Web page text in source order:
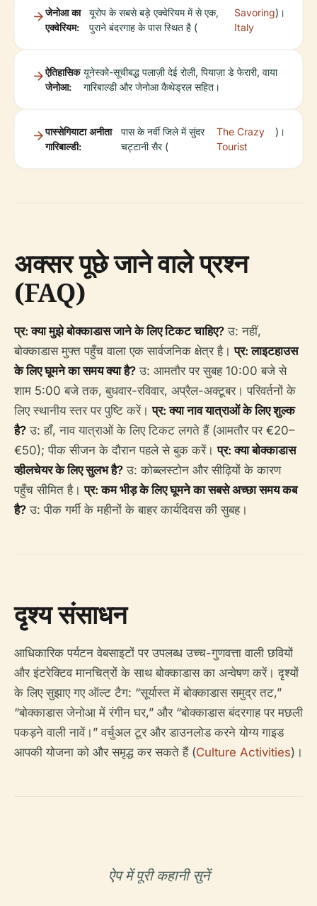
जेनोआ का
एक्वेरियम:
यूरोप के सबसे बड़े एक्वेरियम में से एक,
पुराने बंदरगाह के पास स्थित है (
Savoring
Italy
)।
ऐतिहासिक
जेनोआ:
यूनेस्को-सूचीबद्ध पलाज़ी देई रोली, पियाज़ा डे फेरारी, वाया
गारिबाल्डी और जेनोआ कैथेड्रल सहित।
पास्सेगियाटा अनीता
गारिबाल्डी:
पास के नर्वी जिले में सुंदर
चट्टानी सैर (
The Crazy
Tourist
)।
अक्सर पूछे जाने वाले प्रश्न
(FAQ)
प्र: क्या मुझे बोक्काडास जाने के लिए टिकट चाहिए? उ: नहीं,
बोक्काडास मुफ्त पहुँच वाला एक सार्वजनिक क्षेत्र है।प्र: लाइटहाउस
के लिए घूमने का समय क्या है? उ: आमतौर पर सुबह 10:00 बजे से
शाम 5:00 बजे तक, बुधवार-रविवार, अप्रैल-अक्टूबर। परिवर्तनों के
लिए स्थानीय स्तर पर पुष्टि करें।प्र: क्या नाव यात्राओं के लिए शुल्क
है? उ: हाँ, नाव यात्राओं के लिए टिकट लगते हैं (आमतौर पर €20–
€50); पीक सीजन के दौरान पहले से बुक करें।प्र: क्या बोक्काडास
व्हीलचेयर के लिए सुलभ है? उ: कोब्ब्लस्टोन और सीढ़ियों के कारण
पहुँच सीमित है।प्र: कम भीड़ के लिए घूमने का सबसे अच्छा समय कब
है? उ: पीक गर्मी के महीनों के बाहर कार्यदिवस की सुबह।
दृश्य संसाधन
आधिकारिक पर्यटन वेबसाइटों पर उपलब्ध उच्च-गुणवत्ता वाली छवियों
और इंटरेक्टिव मानचित्रों के साथ बोक्काडास का अन्वेषण करें। दृश्यों
के लिए सुझाए गए ऑल्ट टैग: “सूर्यास्त में बोक्काडास समुद्र तट,”
“बोक्काडास जेनोआ में रंगीन घर,” और “बोक्काडास बंदरगाह पर मछली
पकड़ने वाली नावें।” वर्चुअल टूर और डाउनलोड करने योग्य गाइड
आपकी योजना को और समृद्ध कर सकते हैं (Culture Activities)।
ऐप में पूरी कहानी सुनें